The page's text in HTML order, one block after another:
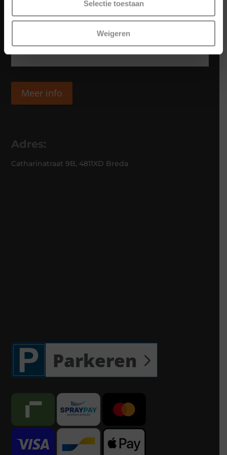
Selectie toestaan
Weigeren
Meer info
Adres:
Catharinatraat 9B, 4811XD Breda
Parkeren